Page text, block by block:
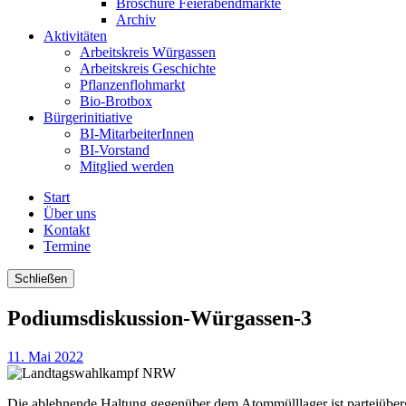
Broschüre Feierabendmärkte
Archiv
Aktivitäten
Arbeitskreis Würgassen
Arbeitskreis Geschichte
Pflanzenflohmarkt
Bio-Brotbox
Bürgerinitiative
BI-MitarbeiterInnen
BI-Vorstand
Mitglied werden
Start
Über uns
Kontakt
Termine
Schließen
Podiumsdiskussion-Würgassen-3
11. Mai 2022